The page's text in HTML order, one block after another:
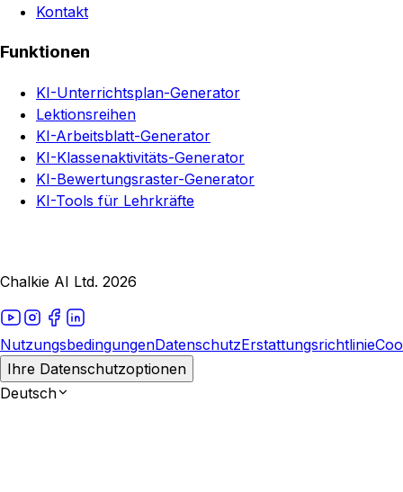
Kontakt
Funktionen
KI-Unterrichtsplan-Generator
Lektionsreihen
KI-Arbeitsblatt-Generator
KI-Klassenaktivitäts-Generator
KI-Bewertungsraster-Generator
KI-Tools für Lehrkräfte
Chalkie AI Ltd. 2026
NutzungsbedingungenDatenschutzErstattungsrichtlinie
Ihre Datenschutzoptionen
Deutsch